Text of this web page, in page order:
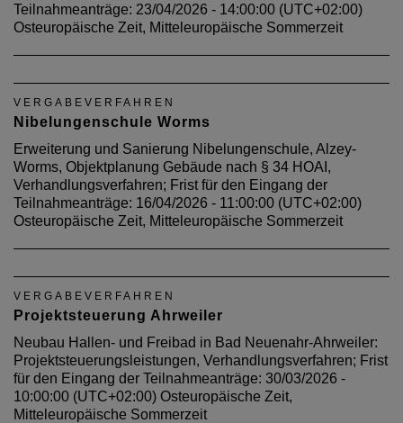
Teilnahmeanträge: 23/04/2026 - 14:00:00 (UTC+02:00)
Osteuropäische Zeit, Mitteleuropäische Sommerzeit
VERGABEVERFAHREN
Nibelungenschule Worms
Erweiterung und Sanierung Nibelungenschule, Alzey-
Worms, Objektplanung Gebäude nach § 34 HOAI,
Verhandlungsverfahren; Frist für den Eingang der
Teilnahmeanträge: 16/04/2026 - 11:00:00 (UTC+02:00)
Osteuropäische Zeit, Mitteleuropäische Sommerzeit
VERGABEVERFAHREN
Projektsteuerung Ahrweiler
Neubau Hallen- und Freibad in Bad Neuenahr-Ahrweiler:
Projektsteuerungsleistungen, Verhandlungsverfahren; Frist
für den Eingang der Teilnahmeanträge: 30/03/2026 -
10:00:00 (UTC+02:00) Osteuropäische Zeit,
Mitteleuropäische Sommerzeit